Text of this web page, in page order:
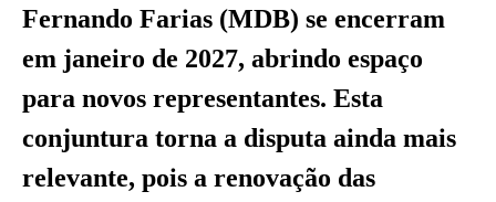
Fernando Farias (MDB) se encerram
em janeiro de 2027, abrindo espaço
para novos representantes. Esta
conjuntura torna a disputa ainda mais
relevante, pois a renovação das